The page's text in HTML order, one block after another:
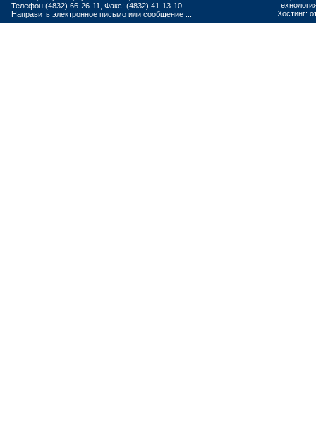
Телефон:(4832) 66-26-11, Факс: (4832) 41-13-10
Направить электронное письмо или сообщение ...
Хостинг: